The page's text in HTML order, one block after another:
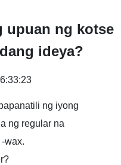
upuan ng kotse
ideya?
ng iyong
ng regular na
wax.